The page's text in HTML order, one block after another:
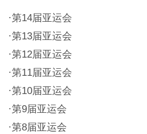
·第14届亚运会
·第13届亚运会
·第12届亚运会
·第11届亚运会
·第10届亚运会
·第9届亚运会
·第8届亚运会